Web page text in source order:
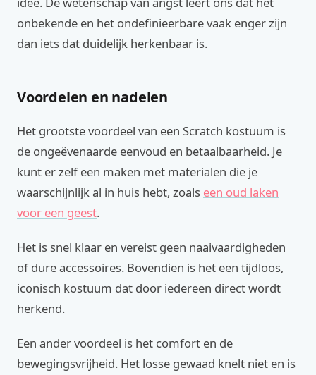
onbekende en het ondefinieerbare vaak enger zijn
dan iets dat duidelijk herkenbaar is.
Voordelen en nadelen
Het grootste voordeel van een Scratch kostuum is
de ongeëvenaarde eenvoud en betaalbaarheid. Je
kunt er zelf een maken met materialen die je
waarschijnlijk al in huis hebt, zoals een oud laken
voor een geest.
Het is snel klaar en vereist geen naaivaardigheden
of dure accessoires. Bovendien is het een tijdloos,
iconisch kostuum dat door iedereen direct wordt
herkend.
Een ander voordeel is het comfort en de
bewegingsvrijheid. Het losse gewaad knelt niet en is